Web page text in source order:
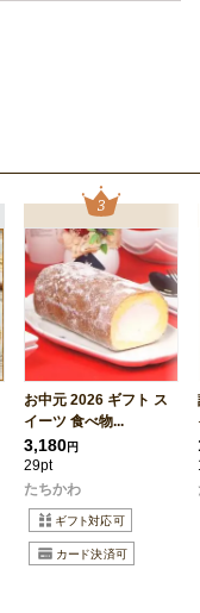
お中元 2026 ギフト ス
イーツ 食べ物...
3,180円
29pt
たちかわ